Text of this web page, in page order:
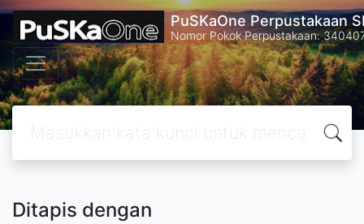
PuSKaOne Perpustakaan
Nomor Pokok Perpustakaan:
Ditapis dengan